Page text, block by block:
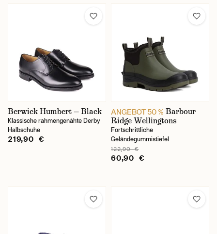
Weinrot
Weiß
Berwick Humbert — Black
Klassische rahmengenähte Derby
Halbschuhe
219,90 €
ANGEBOT 50 % Barbour
Ridge Wellingtons
Fortschrittliche
Geländegummistiefel
122,90 €
60,90 €